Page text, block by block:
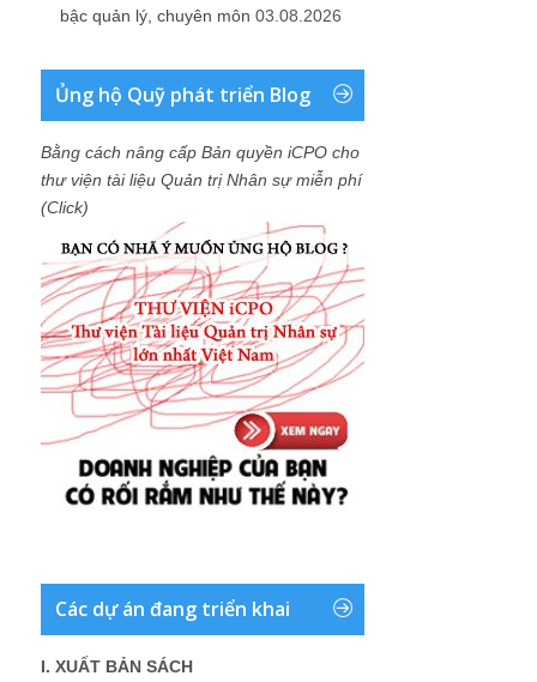
bậc quản lý, chuyên môn 03.08.2026
Ủng hộ Quỹ phát triển Blog
Bằng cách nâng cấp Bản quyền iCPO cho
thư viện tài liệu Quản trị Nhân sự miễn phí
(Click)
Các dự án đang triển khai
I. XUẤT BẢN SÁCH